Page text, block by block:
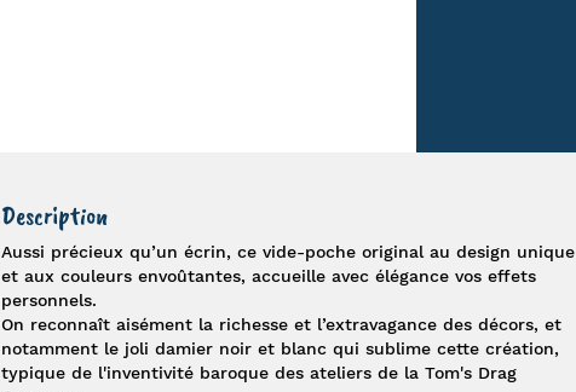
Description
Aussi précieux qu’un écrin, ce vide-pocheoriginal au design unique
et aux couleurs envoûtantes, accueille avec élégance vos effets
personnels.
On reconnaît aisément la richesse et l’extravagance des décors, et
notamment le joli damier noir et blanc qui sublime cette création,
typique de l'inventivité baroque des ateliers de laTom's Drag